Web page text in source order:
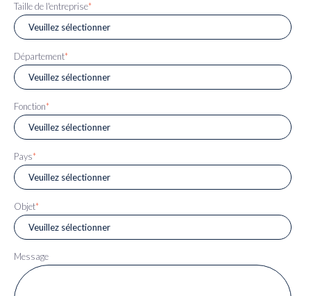
Taille de l'entreprise*
Département*
Fonction*
Pays*
Objet*
Message